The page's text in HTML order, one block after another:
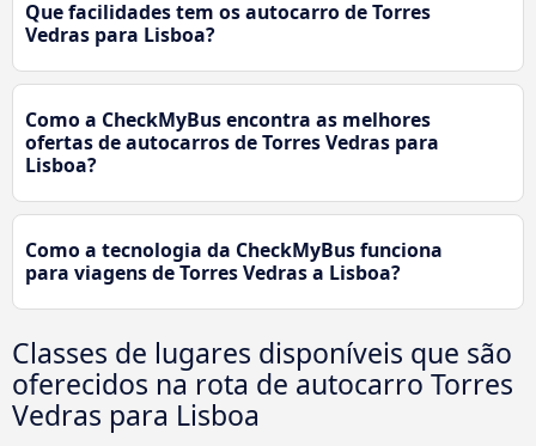
Que facilidades tem os autocarro de Torres
Vedras para Lisboa?
Como a CheckMyBus encontra as melhores
ofertas de autocarros de Torres Vedras para
Lisboa?
Como a tecnologia da CheckMyBus funciona
para viagens de Torres Vedras a Lisboa?
Classes de lugares disponíveis que são
oferecidos na rota de autocarro Torres
Vedras para Lisboa